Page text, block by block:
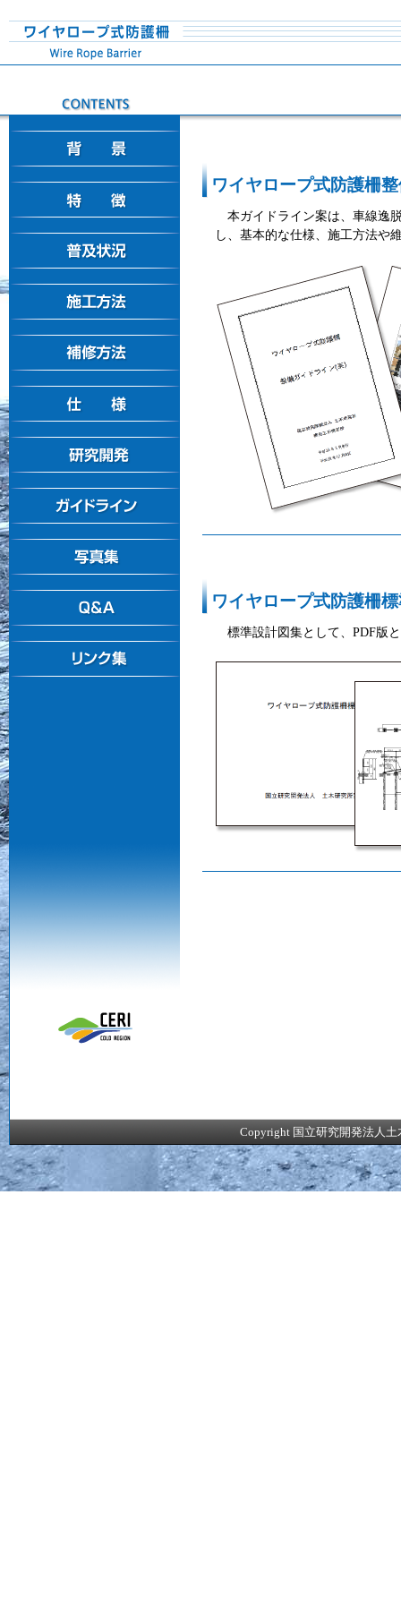
ワイヤロープ式防護柵
本ガイドライン案は、車線逸
し、基本的な仕様、施工方法や
ワイヤロープ式防護柵
標準設計図集として、PDF版
Copyright 国立研究開発法人